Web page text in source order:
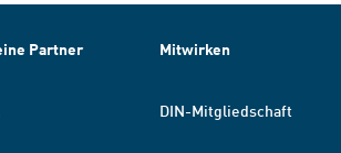
Partner Mitwirken
DIN-Mitgliedschaft